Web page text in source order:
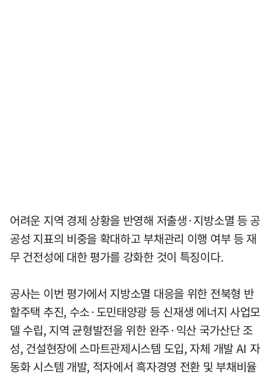
어려운 지역 경제 상황을 반영해 저출생·지방소멸 등 공
공성 지표의 비중을 확대하고 부채관리 이행 여부 등 재
무 건전성에 대한 평가를 강화한 것이 특징이다.
공사는 이번 평가에서 지방소멸 대응을 위한 전북형 반
할주택 추진, 수소·도민태양광 등 신재생 에너지 사업모
델 수립, 지역 균형발전을 위한 완주·익산 국가산단 조
성, 건설현장에 스마트관제시스템 도입, 자체 개발 AI 자
동화 시스템 개발, 적자에서 흑자경영 전환 및 부채비율